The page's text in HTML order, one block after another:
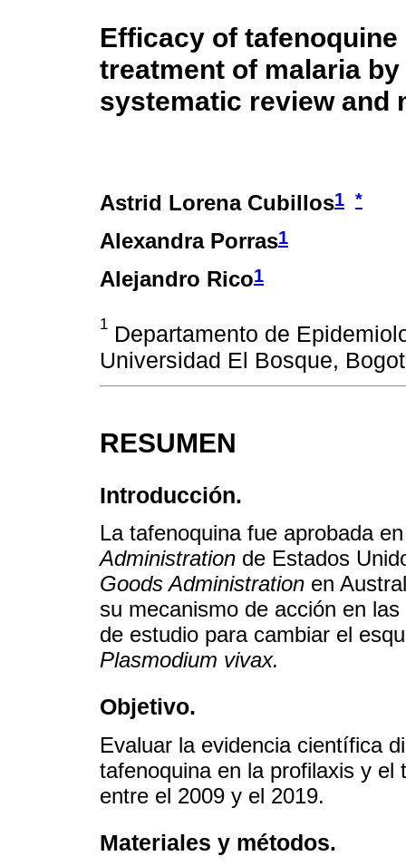
Efficacy of
treatment of malaria by
systematic review and
Astrid Lorena Cubillos1 *
Alexandra Porras1
Alejandro Rico1
1 Departamento de
Universidad El Bosque,
RESUMEN
Introducción.
La tafenoquina fue aprobada
Administration de Estados
Goods Administration en
su mecanismo de acción en
de estudio para cambiar el
Plasmodium vivax.
Objetivo.
Evaluar la evidencia científica
tafenoquina en la profilaxis y
entre el 2009 y el 2019.
Materiales y métodos.